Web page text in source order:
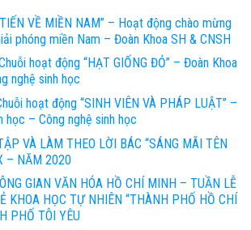
VỀ MIỀN NAM” – Hoạt động chào mừng
phóng miền Nam – Đoàn Khoa SH & CNSH
hoạt động “HẠT GIỐNG ĐỎ” – Đoàn Khoa
nghệ sinh học
hoạt động “SINH VIÊN VÀ PHÁP LUẬT” –
học – Công nghệ sinh học
VÀ LÀM THEO LỜI BÁC “SÁNG MÃI TÊN
– NĂM 2020
GIAN VĂN HÓA HỒ CHÍ MINH – TUẦN LỄ
KHOA HỌC TỰ NHIÊN “THÀNH PHỐ HỒ CHÍ
PHỐ TÔI YÊU